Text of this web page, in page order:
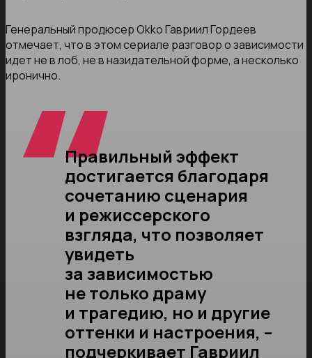
Генеральный продюсер Okko Гавриил Гордеев
отмечает, что в этом сериале разговор о зависимости
идет не в лоб, не в назидательной форме, а несколько
иронично.
Правильный эффект
достигается благодаря
сочетанию сценария
и режиссерского
взгляда, что позволяет
увидеть
за зависимостью
не только драму
и трагедию, но и другие
оттенки и настроения, –
подчеркивает Гавриил